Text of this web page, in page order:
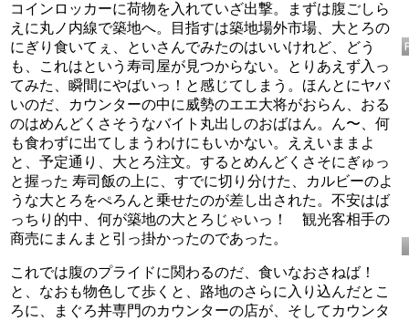
コインロッカーに荷物を入れていざ出撃。まずは腹ごしら
えに丸ノ内線で築地へ。目指すは築地場外市場、大とろの
にぎり食いてぇ、といさんでみたのはいいけれど、どう
も、これはという寿司屋が見つからない。とりあえず入っ
てみた、瞬間にやばいっ！と感じてしまう。ほんとにヤバ
いのだ、カウンターの中に威勢のエエ大将がおらん、おる
のはめんどくさそうなバイト丸出しのおばはん。ん〜、何
も食わずに出てしまうわけにもいかない。ええいままよ
と、予定通り、大とろ注文。するとめんどくさそにぎゅっ
と握った 寿司飯の上に、すでに切り分けた、カルビーのよ
うな大とろをぺろんと乗せたのが差し出された。不安はば
っちり的中、何が築地の大とろじゃいっ！ 観光客相手の
商売にまんまと引っ掛かったのであった。
これでは腹のプライドに関わるのだ、食いなおさねば！
と、なおも物色して歩くと、路地のさらに入り込んだとこ
ろに、まぐろ丼専門のカウンターの店が、そしてカウンタ